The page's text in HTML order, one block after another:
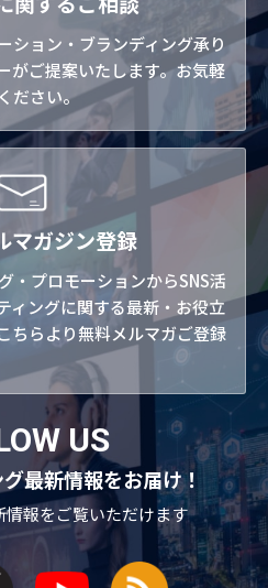
ション・ブランディング承り
がご提案いたします。お気軽
ださい。
マガジン登録
・プロモーションからSNS活
ィングに関する最新・お役立
ちらより無料メルマガご登録
US
最新情報をお届け！
情報をご覧いただけます